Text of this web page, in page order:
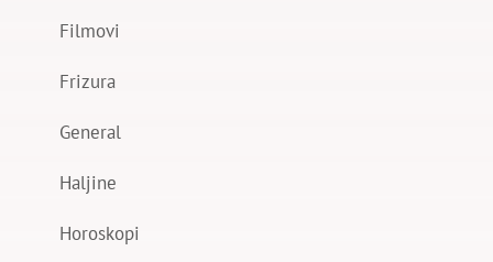
Filmovi
Frizura
General
Haljine
Horoskopi